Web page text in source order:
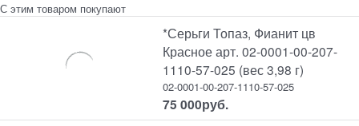
С этим товаром покупают
*Серьги Топаз, Фианит цв
Красное арт. 02-0001-00-207-
1110-57-025 (вес 3,98 г)
02-0001-00-207-1110-57-025
75 000руб.